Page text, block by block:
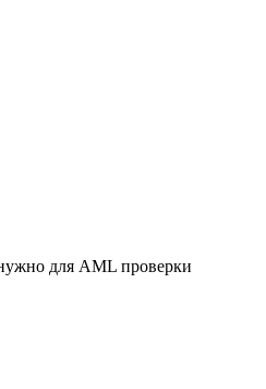
для AML проверки